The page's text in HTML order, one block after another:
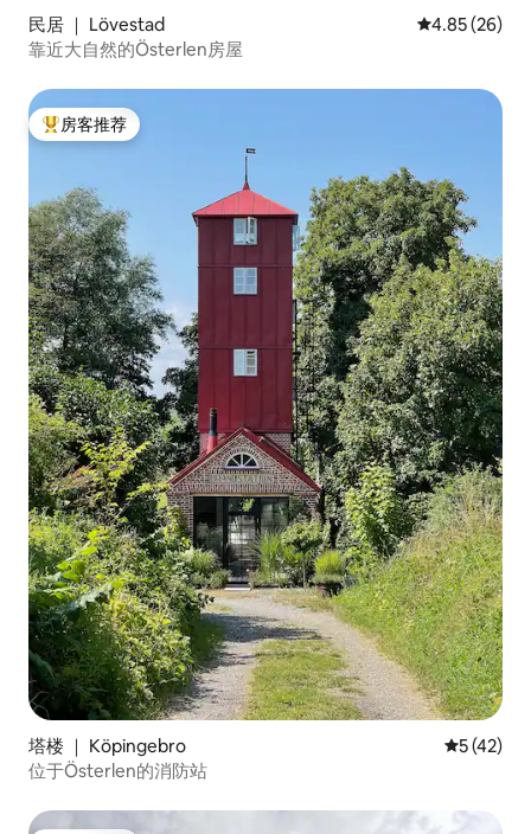
民居 ｜ Lövestad 平均评分
4.85 (26)
靠近大自然的Österlen房屋
热门「房客推荐」
房客推荐
塔楼 ｜ Köpingebro 平均评分
5 (42)
位于Österlen的消防站